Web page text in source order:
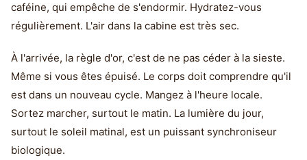
caféine, qui empêche de s'endormir. Hydratez-vous
régulièrement. L'air dans la cabine est très sec.
À l'arrivée, la règle d'or, c'est de ne pas céder à la sieste.
Même si vous êtes épuisé. Le corps doit comprendre qu'il
est dans un nouveau cycle. Mangez à l'heure locale.
Sortez marcher, surtout le matin. La lumière du jour,
surtout le soleil matinal, est un puissant synchroniseur
biologique.